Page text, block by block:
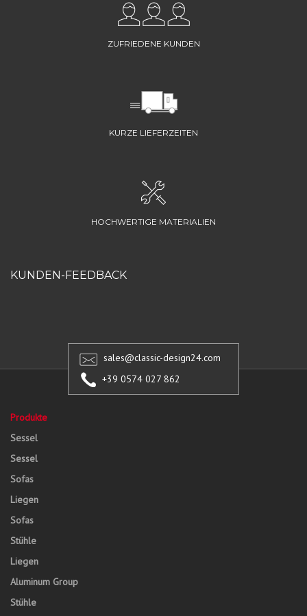
ZUFRIEDENE KUNDEN
KURZE LIEFERZEITEN
HOCHWERTIGE MATERIALIEN
KUNDEN-FEEDBACK
sales@classic-design24.com
+39 0574 027 862
Produkte
Sessel
Sessel
Sofas
Liegen
Sofas
Stühle
Liegen
Aluminum Group
Stühle